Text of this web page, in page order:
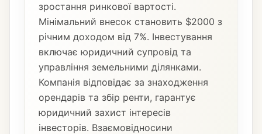
зростання ринкової вартості.
Мінімальний внесок становить $2000 з
річним доходом від 7%. Інвестування
включає юридичний супровід та
управління земельними ділянками.
Компанія відповідає за знаходження
орендарів та збір ренти, гарантує
юридичний захист інтересів
інвесторів. Взаємовідносини